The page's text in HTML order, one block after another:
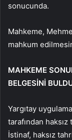
sonucunda.
Mahkeme,
mahkum
MAHKEME
BELGESİNİ
Yargıtay
tarafından
İstinaf, haksız